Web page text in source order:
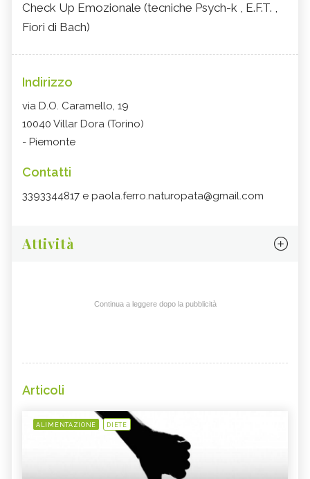
Check Up Emozionale (tecniche Psych-k , E.F.T. ,
Fiori di Bach)
Indirizzo
via D.O. Caramello, 19
10040 Villar Dora (Torino)
- Piemonte
Contatti
3393344817 e paola.ferro.naturopata@gmail.com
Attività
Continua a leggere dopo la pubblicità
Articoli
ALIMENTAZIONE DIETE